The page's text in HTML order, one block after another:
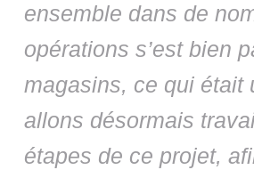
ensemble dans de
opérations s’est bien
magasins, ce qui était
allons désormais
étapes de ce projet,